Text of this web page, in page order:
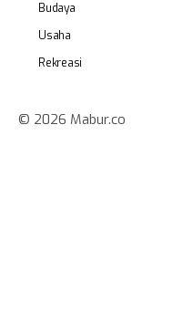
Budaya
Usaha
Rekreasi
© 2026 Mabur.co